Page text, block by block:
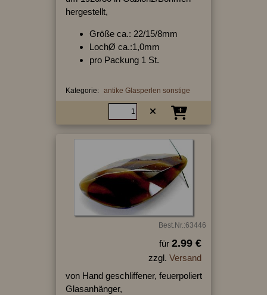
hergestellt,
Größe ca.: 22/15/8mm
LochØ ca.:1,0mm
pro Packung 1 St.
Kategorie: antike Glasperlen sonstige
Best.Nr.:63446
für 2.99 €
zzgl. Versand
von Hand geschliffener, feuerpoliert
Glasanhänger,